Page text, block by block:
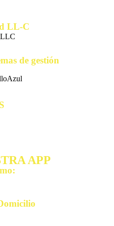
LL-C
de gestión
APP